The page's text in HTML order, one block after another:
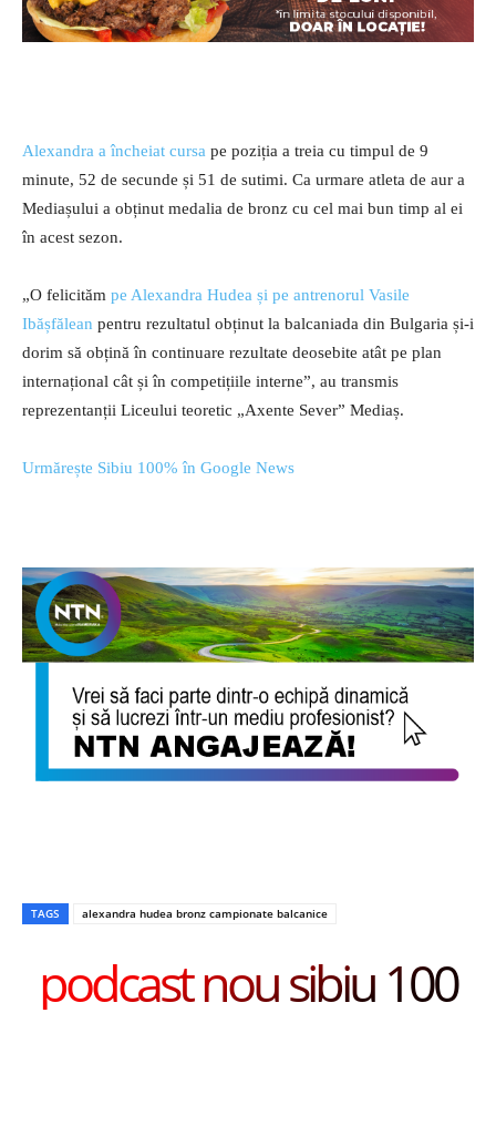
Alexandra a încheiat cursa pe poziția a treia cu timpul de 9
minute, 52 de secunde și 51 de sutimi. Ca urmare atleta de aur a
Mediașului a obținut medalia de bronz cu cel mai bun timp al ei
în acest sezon.
„O felicităm pe Alexandra Hudea și pe antrenorul Vasile
Ibășfălean pentru rezultatul obținut la balcaniada din Bulgaria și-i
dorim să obțină în continuare rezultate deosebite atât pe plan
internațional cât și în competițiile interne”, au transmis
reprezentanții Liceului teoretic „Axente Sever” Mediaș.
Urmărește Sibiu 100% în Google News
TAGS alexandra hudea bronz campionate balcanice
podcast nou sibiu 100